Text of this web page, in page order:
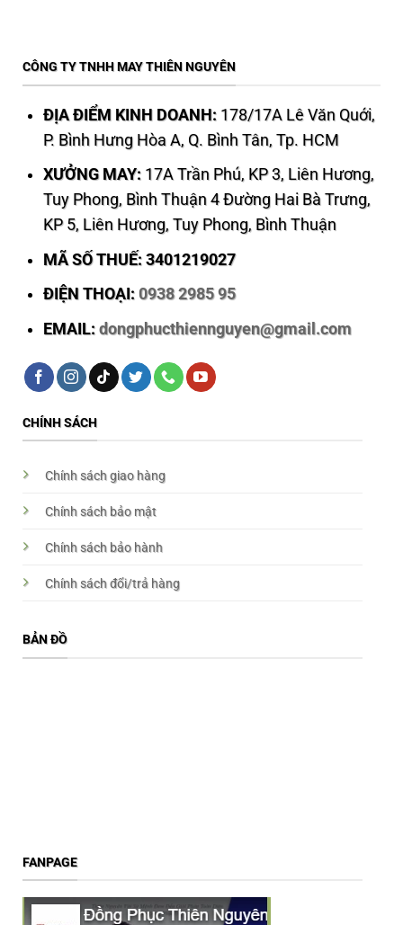
CÔNG TY TNHH MAY THIÊN NGUYÊN
ĐỊA ĐIỂM KINH DOANH: 178/17A Lê Văn Quới,
P. Bình Hưng Hòa A, Q. Bình Tân, Tp. HCM
XƯỞNG MAY: 17A Trần Phú, KP 3, Liên Hương,
Tuy Phong, Bình Thuận 4 Đường Hai Bà Trưng,
KP 5, Liên Hương, Tuy Phong, Bình Thuận
MÃ SỐ THUẾ: 3401219027
ĐIỆN THOẠI: 0938 2985 95
EMAIL: dongphucthiennguyen@gmail.com
CHÍNH SÁCH
Chính sách giao hàng
Chính sách bảo mật
Chính sách bảo hành
Chính sách đổi/trả hàng
BẢN ĐỒ
FANPAGE